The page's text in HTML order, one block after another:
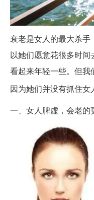
衰老是女人的最大杀
以她们愿意花很多时
看起来年轻一些。但我
因为她们并没有抓住
一、女人脾虚，会老的